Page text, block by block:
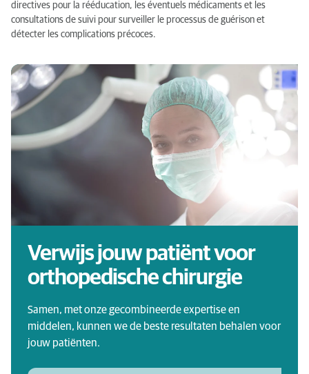
directives pour la rééducation, les éventuels médicaments et les
consultations de suivi pour surveiller le processus de guérison et
détecter les complications précoces.
Verwijs jouw patiënt voor
orthopedische chirurgie
Samen, met onze gecombineerde expertise en
middelen, kunnen we de beste resultaten behalen voor
jouw patiënten.